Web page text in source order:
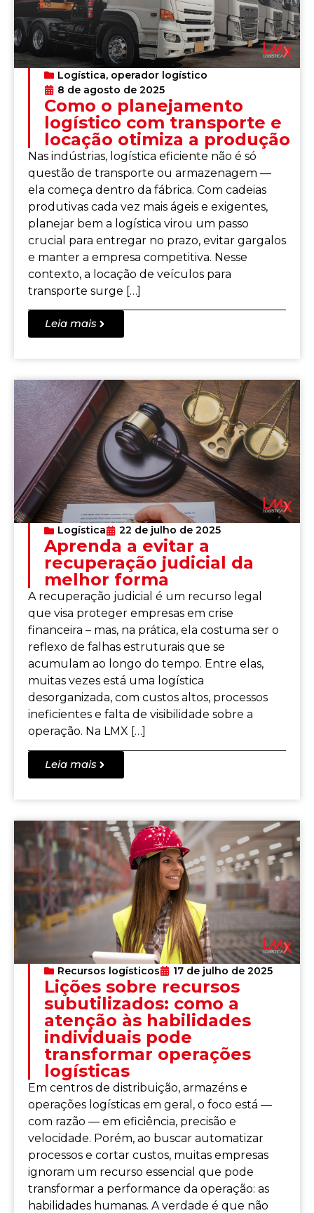
Logística, operador logístico
8 de agosto de 2025
Como o planejamento
logístico com transporte e
locação otimiza a produção
Nas indústrias, logística eficiente não é só
questão de transporte ou armazenagem —
ela começa dentro da fábrica. Com cadeias
produtivas cada vez mais ágeis e exigentes,
planejar bem a logística virou um passo
crucial para entregar no prazo, evitar gargalos
e manter a empresa competitiva. Nesse
contexto, a locação de veículos para
transporte surge […]
Leia mais
Logística 22 de julho de 2025
Aprenda a evitar a
recuperação judicial da
melhor forma
A recuperação judicial é um recurso legal
que visa proteger empresas em crise
financeira – mas, na prática, ela costuma ser o
reflexo de falhas estruturais que se
acumulam ao longo do tempo. Entre elas,
muitas vezes está uma logística
desorganizada, com custos altos, processos
ineficientes e falta de visibilidade sobre a
operação. Na LMX […]
Leia mais
Recursos logísticos 17 de julho de 2025
Lições sobre recursos
subutilizados: como a
atenção às habilidades
individuais pode
transformar operações
logísticas
Em centros de distribuição, armazéns e
operações logísticas em geral, o foco está —
com razão — em eficiência, precisão e
velocidade. Porém, ao buscar automatizar
processos e cortar custos, muitas empresas
ignoram um recurso essencial que pode
transformar a performance da operação: as
habilidades humanas. A verdade é que não